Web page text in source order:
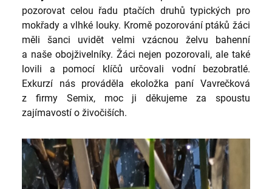
pozorovat celou řadu ptačích druhů typických pro
mokřady a vlhké louky. Kromě pozorování ptáků žáci
měli šanci uvidět velmi vzácnou želvu bahenní
a naše obojživelníky. Žáci nejen pozorovali, ale také
lovili a pomocí klíčů určovali vodní bezobratlé.
Exkurzí nás prováděla ekoložka paní Vavrečková
z firmy Semix, moc ji děkujeme za spoustu
zajímavostí o živočiších.